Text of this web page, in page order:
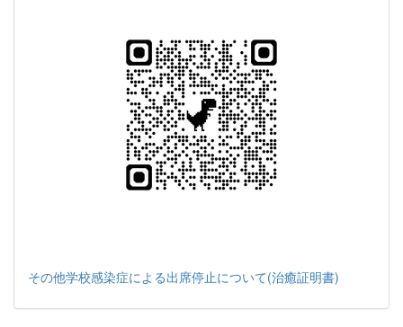
その他学校感染症による出席停止について(治癒証明書)